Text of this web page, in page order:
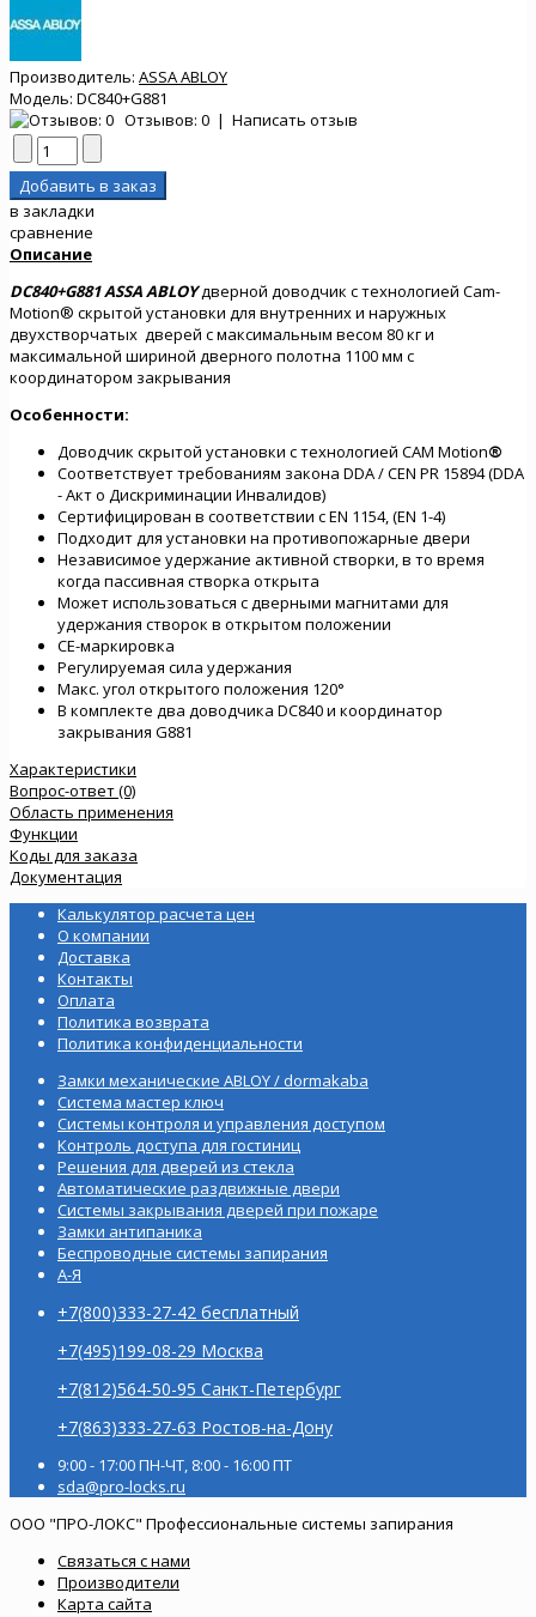
Производитель: ASSA ABLOY
Модель: DC840+G881
Отзывов: 0 | Написать отзыв
в закладки
сравнение
Описание
DC840+G881 ASSA ABLOYдверной доводчик с технологией Cam-
Motion® скрытой установки для внутренних и наружных
двухстворчатых дверей с максимальным весом 80 кг и
максимальной шириной дверного полотна 1100 мм с
координатором закрывания
Особенности:
Доводчик скрытой установки с технологией CAM Motion®
Соответствует требованиям закона DDA / CEN PR 15894 (DDA
- Акт о Дискриминации Инвалидов)
Сертифицирован в соответствии с EN 1154, (EN 1-4)
Подходит для установки на противопожарные двери
Независимое удержание активной створки, в то время
когда пассивная створка открыта
Может использоваться с дверными магнитами для
удержания створок в открытом положении
CE-маркировка
Регулируемая сила удержания
Макс. угол открытого положения 120°
В комплекте два доводчика DC840 и координатор
закрывания G881
Характеристики
Вопрос-ответ (0)
Область применения
Функции
Коды для заказа
Документация
Калькулятор расчета цен
О компании
Доставка
Контакты
Оплата
Политика возврата
Политика конфиденциальности
Замки механические ABLOY / dormakaba
Система мастер ключ
Системы контроля и управления доступом
Контроль доступа для гостиниц
Решения для дверей из стекла
Автоматические раздвижные двери
Системы закрывания дверей при пожаре
Замки антипаника
Беспроводные системы запирания
А-Я
+7(800)333-27-42 бесплатный
+7(495)199-08-29 Москва
+7(812)564-50-95 Санкт-Петербург
+7(863)333-27-63 Ростов-на-Дону
9:00 - 17:00 ПН-ЧТ, 8:00 - 16:00 ПТ
sda@pro-locks.ru
ООО "ПРО-ЛОКС" Профессиональные системы запирания
Связаться с нами
Производители
Карта сайта